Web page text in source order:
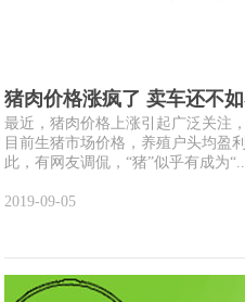
猪肉价格涨疯了 卖车还不
最近，猪肉价格上涨引起广泛关注
目前生猪市场价格，养殖户头均盈
此，有网友调侃，“猪”似乎有成为
2019-09-05